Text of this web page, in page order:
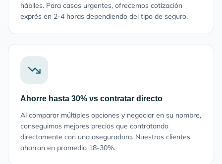
hábiles. Para casos urgentes, ofrecemos cotización
exprés en 2-4 horas dependiendo del tipo de seguro.
Ahorre hasta 30% vs contratar directo
Al comparar múltiples opciones y negociar en su nombre,
conseguimos mejores precios que contratando
directamente con una aseguradora. Nuestros clientes
ahorran en promedio 18-30%.